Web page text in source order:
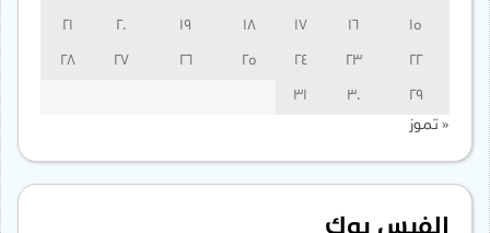
15
16
17
18
19
20
21
22
23
24
25
26
27
28
29
30
31
« تموز